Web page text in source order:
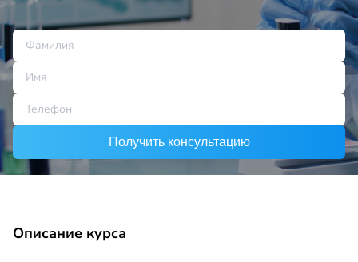
Получить консультацию
Описание курса